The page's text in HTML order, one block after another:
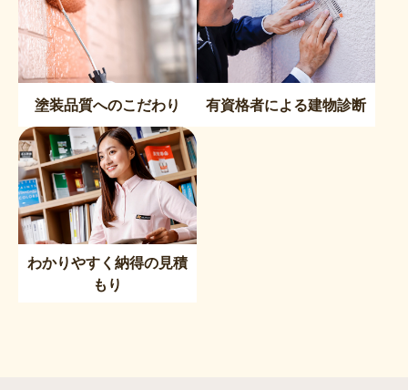
塗装品質へのこだわり 有資格者による建物診断
わかりやすく納得の見積
もり